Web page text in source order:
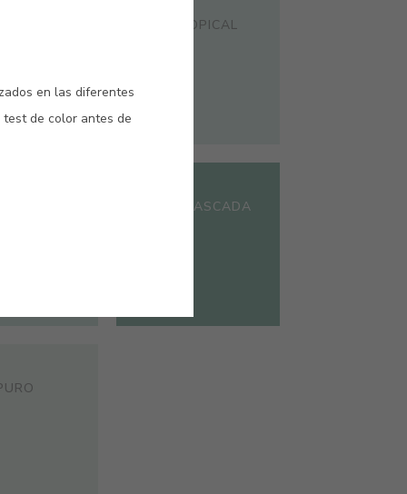
MAR TROPICAL
VERDE CASCADA
en las diferentes
test de color antes de